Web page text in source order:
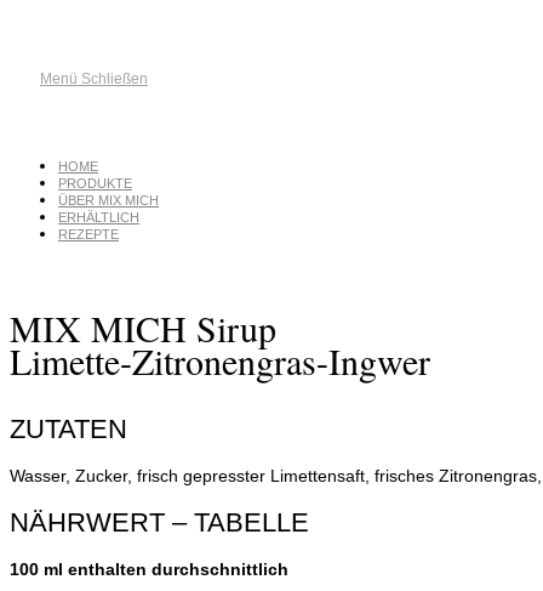
Menü Schließen
HOME
PRODUKTE
ÜBER MIX MICH
ERHÄLTLICH
REZEPTE
MIX MICH Sirup
Limette-Zitronengras-Ingwer
ZUTATEN
Wasser, Zucker, frisch gepresster Limettensaft, frisches
NÄHRWERT – TABELLE
100 ml enthalten durchschnittlich